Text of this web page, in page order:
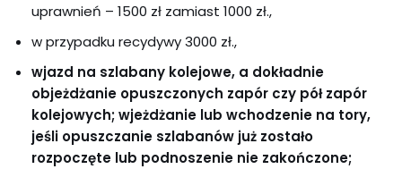
uprawnień – 1500 zł zamiast 1000 zł.,
w przypadku recydywy 3000 zł.,
wjazd na szlabany kolejowe, a dokładnie
objeżdżanie opuszczonych zapór czy pół zapór
kolejowych; wjeżdżanie lub wchodzenie na tory,
jeśli opuszczanie szlabanów już zostało
rozpoczęte lub podnoszenie nie zakończone;